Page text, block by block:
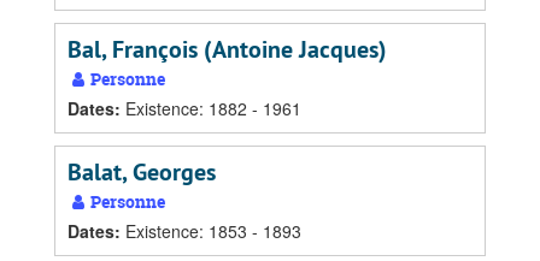
Bal, François (Antoine Jacques)
Personne
Dates: Existence: 1882 - 1961
Balat, Georges
Personne
Dates: Existence: 1853 - 1893